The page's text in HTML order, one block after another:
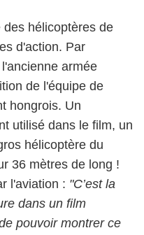
hélicoptères de
d'action. Par
armée
de l'équipe de
hongrois. Un
utilisé dans le film, un
hélicoptère du
36 mètres de long !
l'aviation : "C’est la
dans un film
pouvoir montrer ce